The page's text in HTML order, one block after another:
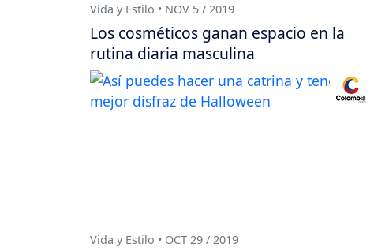
Vida y Estilo • NOV 5 / 2019
Los cosméticos ganan espacio en la
rutina diaria masculina
Vida y Estilo • OCT 29 / 2019